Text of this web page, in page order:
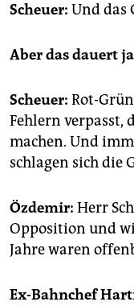
Scheuer: Und das
Aber das dauert
Scheuer: Rot-
Fehlern verpasst,
machen. Und
schlagen sich die
Özdemir: Herr
Opposition und
Jahre waren
Ex-Bahnchef